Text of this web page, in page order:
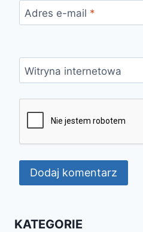
Adres e-mail *
Witryna internetowa
KATEGORIE